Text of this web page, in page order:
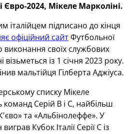
Євро-2024, Мікеле Марколіні.
італійцем підписано до кінця
офіційний сайтФутбольної
виконання своїх службових
візьметься із 1 січня 2023 року.
мальтійця Гілберта Аджіуса.
списку Мікеле
Серій В і С, найбільш
та «Альбінолеффе». У
Кубок Італії Серії С із